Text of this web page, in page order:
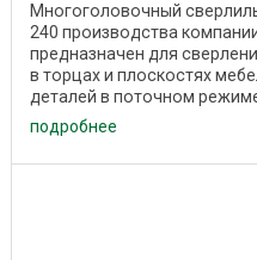
Многоголовочный
240 производства
предназначен для
в торцах и плоскостях
деталей в поточном
подробнее